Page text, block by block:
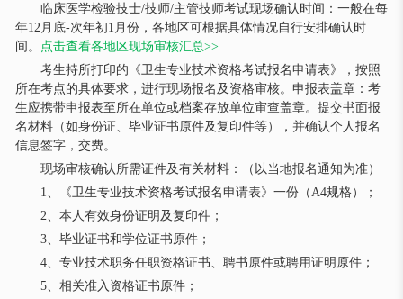
临床医学检验技士/技师/主管技师考试现场确认时间：一般在每
年12月底-次年初1月份，各地区可根据具体情况自行安排确认时
间。
点击查看各地区现场审核汇总>>
考生持所打印的《卫生专业技术资格考试报名申请表》，按照
所在考点的具体要求，进行现场报名及资格审核。申报表盖章：考
生应携带申报表至所在单位或档案存放单位审查盖章。提交书面报
名材料（如身份证、毕业证书原件及复印件等），并确认个人报名
信息签字，交费。
现场审核确认所需证件及有关材料：（以当地报名通知为准）
1、《卫生专业技术资格考试报名申请表》一份（A4规格）；
2、本人有效身份证明及复印件；
3、毕业证书和学位证书原件；
4、专业技术职务任职资格证书、聘书原件或聘用证明原件；
5、相关准入资格证书原件；